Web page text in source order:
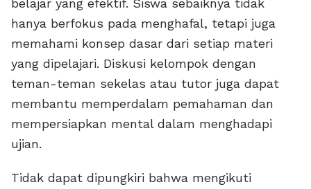
belajar yang efektif. Siswa sebaiknya tidak
hanya berfokus pada menghafal, tetapi juga
memahami konsep dasar dari setiap materi
yang dipelajari. Diskusi kelompok dengan
teman-teman sekelas atau tutor juga dapat
membantu memperdalam pemahaman dan
mempersiapkan mental dalam menghadapi
ujian.
Tidak dapat dipungkiri bahwa mengikuti